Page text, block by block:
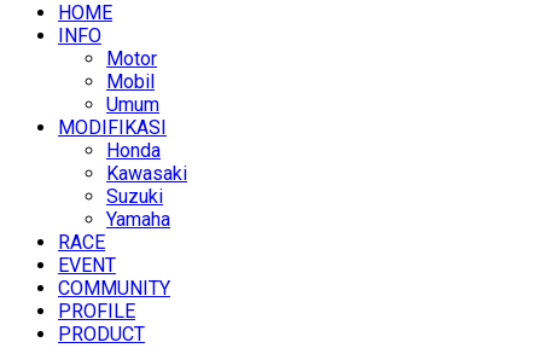
HOME
INFO
Motor
Mobil
Umum
MODIFIKASI
Honda
Kawasaki
Suzuki
Yamaha
RACE
EVENT
COMMUNITY
PROFILE
PRODUCT